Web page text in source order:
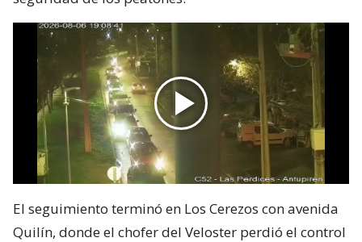
El seguimiento terminó en Los Cerezos con avenida
Quilín, donde el chofer del Veloster perdió el control